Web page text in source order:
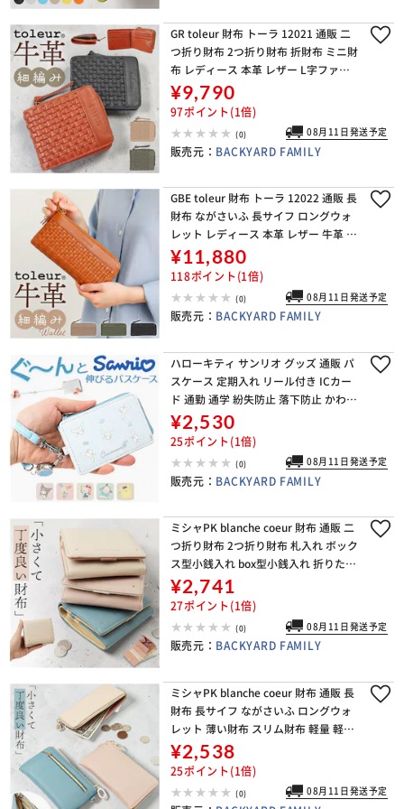
GR toleur 財布 トーラ 12021 通販 二
つ折り財布 2つ折り財布 折財布 ミニ財
布 レディース 本革 レザー L字ファス
ナー 小銭入れあり 牛革 カウレザー 女
性 大人 おしゃれ シンプ
¥9,790
97ポイント(1倍)
(0) 08月11日発送予定
販売元： BACKYARD FAMILY
GBE toleur 財布 トーラ 12022 通販 長
財布 ながさいふ 長サイフ ロングウォ
レット レディース 本革 レザー 牛革 カ
ウレザー L字ファスナー 小銭入れあり
大容量 女性 大人 おし
¥11,880
118ポイント(1倍)
(0) 08月11日発送予定
販売元： BACKYARD FAMILY
ハローキティ サンリオ グッズ 通販 パ
スケース 定期入れ リール付き ICカー
ド 通勤 通学 紛失防止 落下防止 かわい
い カワイイ おしゃれ 携帯 持ち歩き 伸
縮性 伸びる 女性 中学生 高校生
¥2,530
25ポイント(1倍)
(0) 08月11日発送予定
販売元： BACKYARD FAMILY
ミシャPK blanche coeur 財布 通販 二
つ折り財布 2つ折り財布 札入れ ボック
ス型小銭入れ box型小銭入れ 折りたた
み財布 ミニ財布 コンパクト 軽量 軽い
レディース メンズ 男性
¥2,741
27ポイント(1倍)
(0) 08月11日発送予定
販売元： BACKYARD FAMILY
ミシャPK blanche coeur 財布 通販 長
財布 長サイフ ながさいふ ロングウォ
レット 薄い財布 スリム財布 軽量 軽い
薄い スリム さいふ サイフ レディース
メンズ 男性 大人 女性
¥2,538
25ポイント(1倍)
(0) 08月11日発送予定